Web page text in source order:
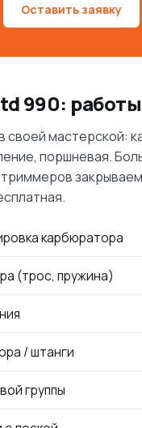
Оставить заявку
990:
своей мастерской:
поршневая.
карбюратора
(трос, пружина)
/ штанги
группы